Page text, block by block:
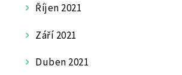
Říjen 2021
Září 2021
Duben 2021